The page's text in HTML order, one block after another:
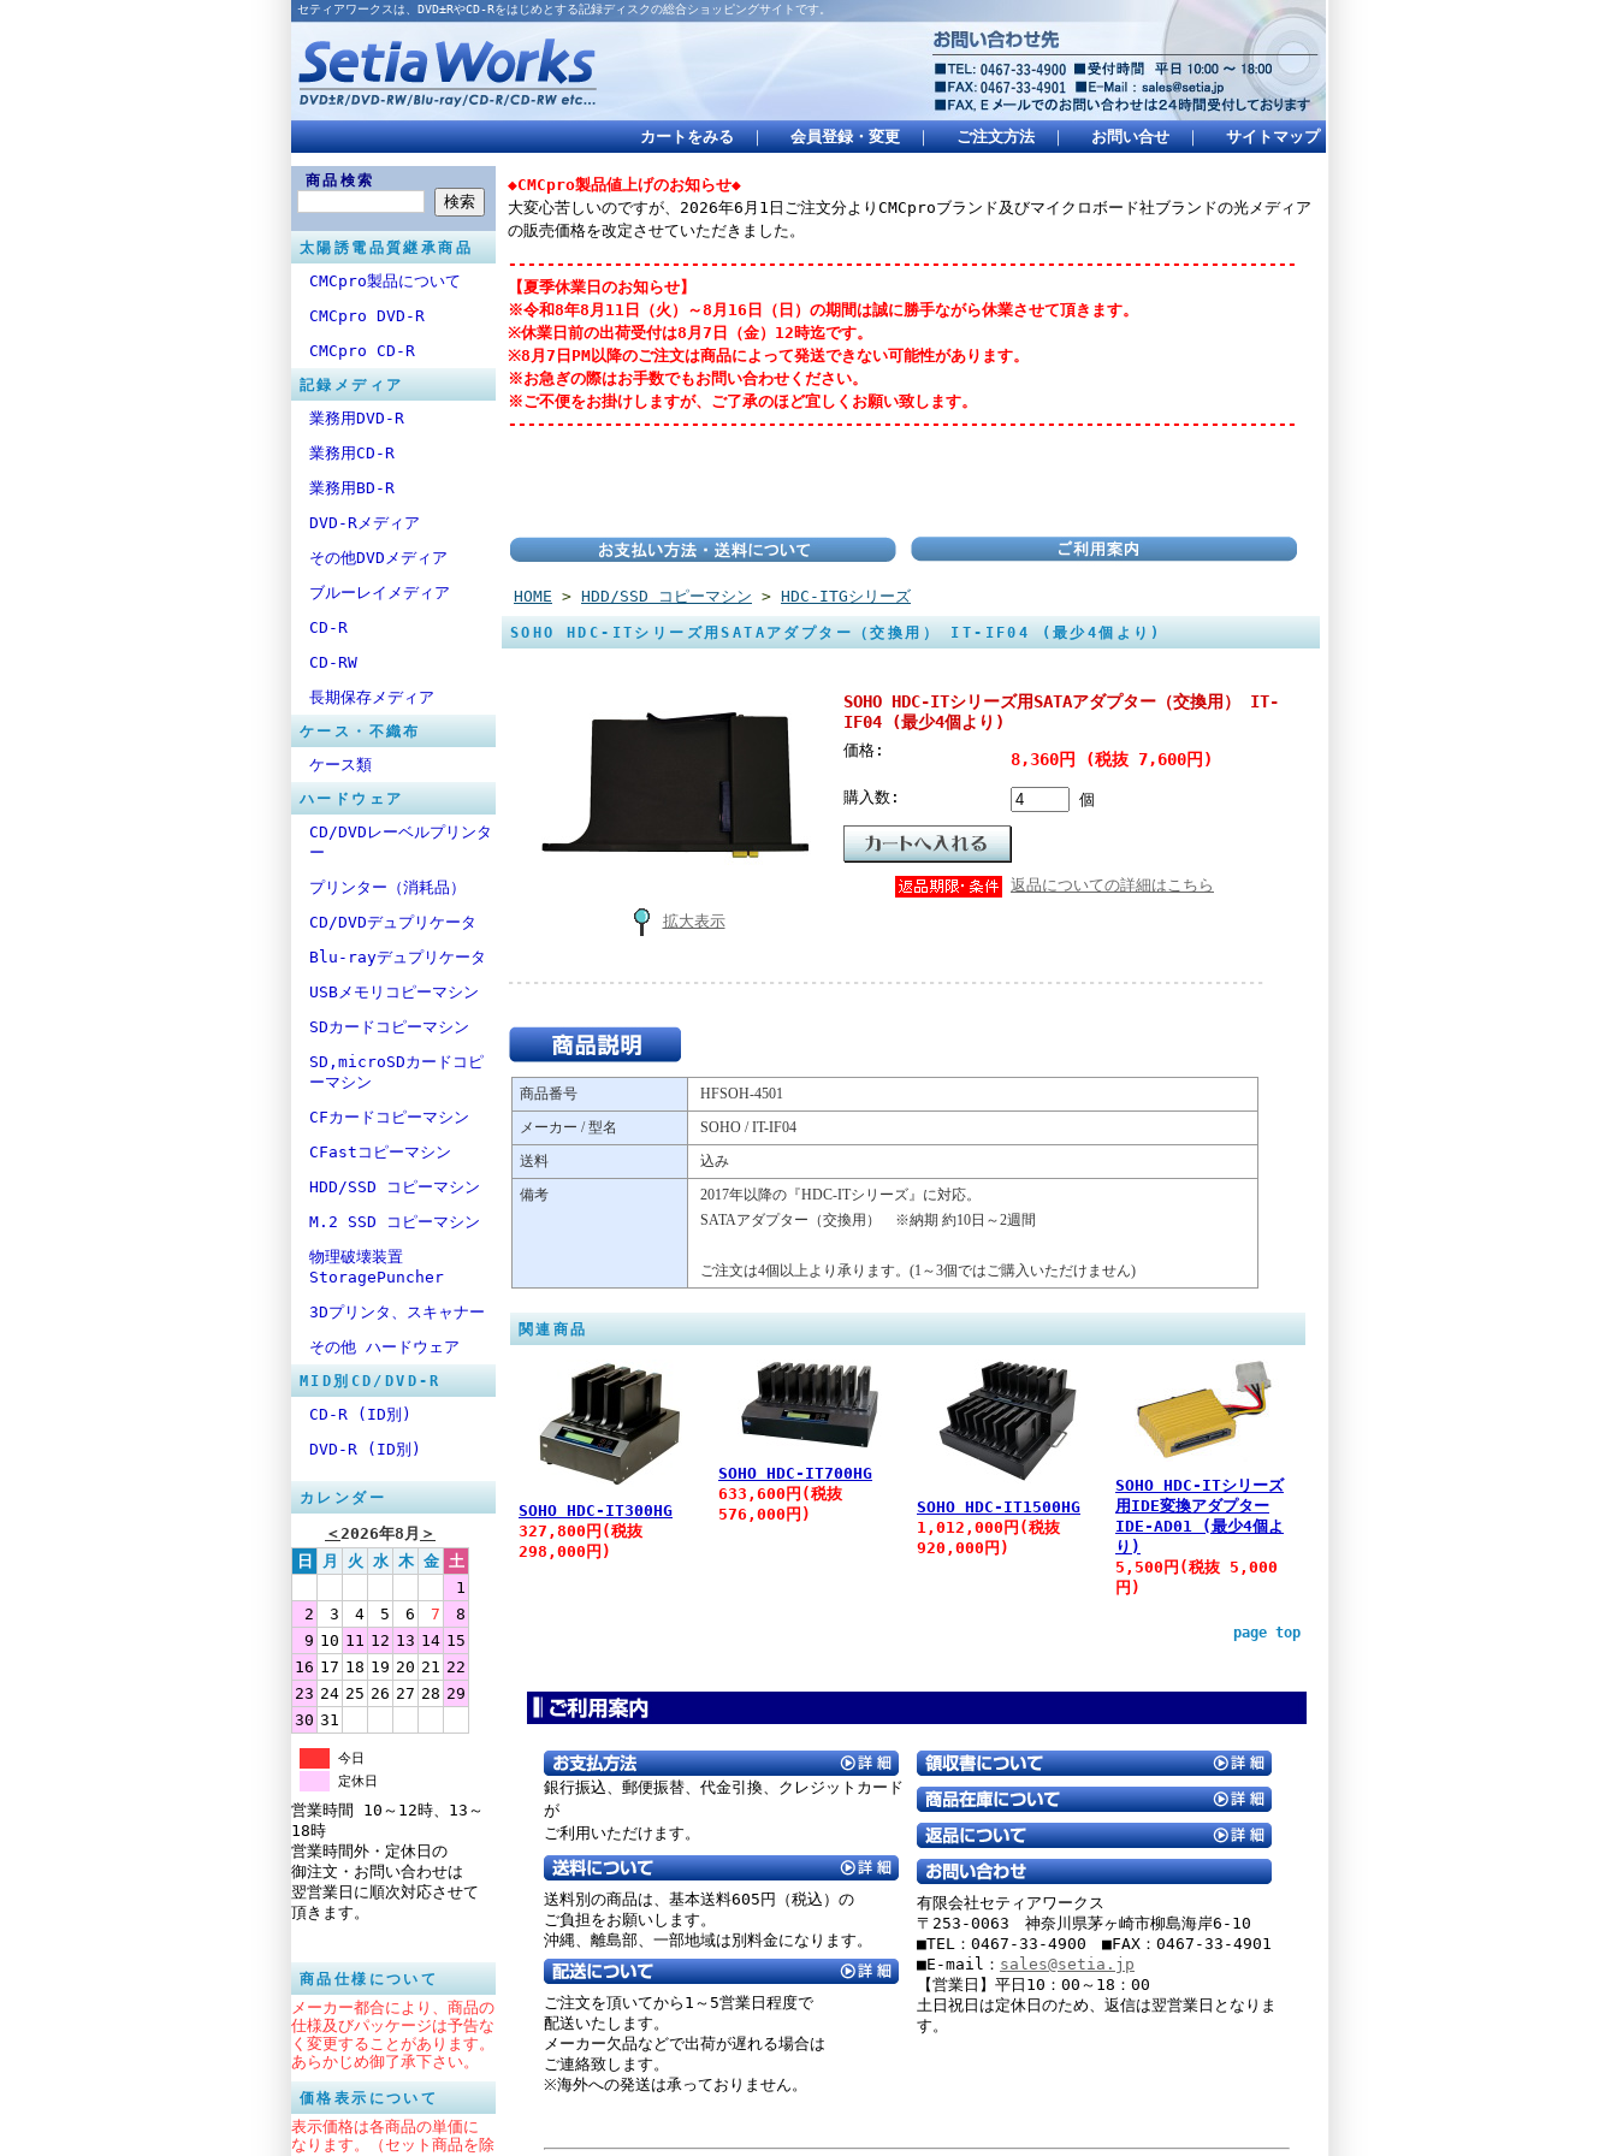
セティアワークスは、DVD±RやCD-Rをはじめとする記録ディスクの総合ショッピングサイトです。
カートをみる ｜ 会員登録・変更 ｜ ご注文方法 ｜ お問い合せ ｜ サイトマップ
商品検索
太陽誘電品質継承商品
CMCpro製品について
CMCpro DVD-R
CMCpro CD-R
記録メディア
業務用DVD-R
業務用CD-R
業務用BD-R
DVD-Rメディア
その他DVDメディア
ブルーレイメディア
CD-R
CD-RW
長期保存メディア
ケース・不織布
ケース類
ハードウェア
CD/DVDレーベルプリンタ
ー
プリンター（消耗品）
CD/DVDデュプリケータ
Blu-rayデュプリケータ
USBメモリコピーマシン
SDカードコピーマシン
SD,microSDカードコピ
ーマシン
CFカードコピーマシン
CFastコピーマシン
HDD/SSD コピーマシン
M.2 SSD コピーマシン
物理破壊装置
StoragePuncher
3Dプリンタ、スキャナー
その他 ハードウェア
MID別CD/DVD-R
CD-R (ID別)
DVD-R (ID別)
カレンダー
＜2026年8月 ＞
日
月 火 水 木 金 土
1
2
3 4 5 6 7
8
9 10 11 12 13 14 15
16 17 18 19 20 21 22
23 24 25 26 27 28 29
30 31
今日
定休日
営業時間 10～12時、13～
18時
営業時間外・定休日の
御注文・お問い合わせは
翌営業日に順次対応させて
頂きます。
商品仕様について
メーカー都合により、商品の
仕様及びパッケージは予告な
く変更することがあります。
あらかじめ御了承下さい。
価格表示について
表示価格は各商品の単価に
なります。（セット商品を除
◆CMCpro製品値上げのお知らせ◆
大変心苦しいのですが、2026年6月1日ご注文分よりCMCproブランド及びマイクロボード社ブランドの光メディア
の販売価格を改定させていただきました。
----------------------------------------------------------------------------------
【夏季休業日のお知らせ】
※令和8年8月11日（火）～8月16日（日）の期間は誠に勝手ながら休業させて頂きます。
※休業日前の出荷受付は8月7日（金）12時迄です。
※8月7日PM以降のご注文は商品によって発送できない可能性があります。
※お急ぎの際はお手数でもお問い合わせください。
※ご不便をお掛けしますが、ご了承のほど宜しくお願い致します。
----------------------------------------------------------------------------------
HOME > HDD/SSD コピーマシン > HDC-ITGシリーズ
SOHO HDC-ITシリーズ用SATAアダプター（交換用） IT-IF04 (最少4個より)
拡大表示
SOHO HDC-ITシリーズ用SATAアダプター（交換用） IT-
IF04 (最少4個より)
価格: 8,360円 (税抜 7,600円)
購入数: 個
返品についての詳細はこちら
商品番号
HFSOH-4501
メーカー / 型名
SOHO / IT-IF04
送料
込み
備考
2017年以降の『HDC-ITシリーズ』に対応。
SATAアダプター（交換用） ※納期 約10日～2週間
ご注文は4個以上より承ります。(1～3個ではご購入いただけません)
関連商品
SOHO HDC-IT300HG
327,800円(税抜
298,000円)
SOHO HDC-IT700HG
633,600円(税抜
576,000円)
SOHO HDC-IT1500HG
1,012,000円(税抜
920,000円)
SOHO HDC-ITシリーズ
用IDE変換アダプター
IDE-AD01 (最少4個よ
り)
5,500円(税抜 5,000
円)
page top
銀行振込、郵便振替、 代金引換、クレジットカード
が
ご利用いただけます。
送料別の商品は、基本送料605円（税込）の
ご負担をお願いします。
沖縄、離島部、一部地域は別料金になります。
ご注文を頂いてから1～5営業日程度で
配送いたします。
メーカー欠品などで出荷が遅れる場合は
ご連絡致します。
※海外への発送は承っておりません。
有限会社セティアワークス
〒253-0063 神奈川県茅ヶ崎市柳島海岸6-10
■TEL：0467-33-4900 ■FAX：0467-33-4901
■E-mail： sales@setia.jp
【営業日】平日10：00～18：00
土日祝日は定休日のため、返信は翌営業日となりま
す。